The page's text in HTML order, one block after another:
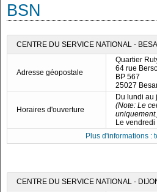
BSN
CENTRE DU SERVICE NATIONAL -
Adresse géopostale
Quartier
64 rue
BP 567
25027
Horaires d'ouverture
Du lundi au
(Note: Le
Le
Plus d'informations :
CENTRE DU SERVICE NATIONAL -